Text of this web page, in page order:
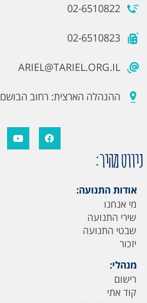
02-6510822
02-6510823
ARIEL@TARIEL.ORG.IL
ההנהלה הארצית: רחוב הבושם 11, גילה ירושלים
ניווט מהיר:
אודות התנועה:
מי אנחנו
שירי התנועה
שבטי התנועה
יזכור
מנהלי:
רישום
קוד אתי